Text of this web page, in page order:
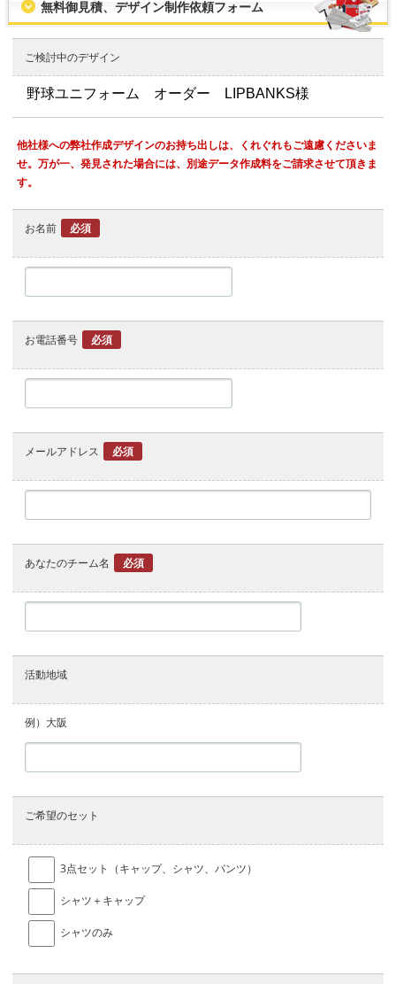
無料御見積、デザイン制作依頼フォーム
ご検討中のデザイン
他社様への弊社作成デザインのお持ち出しは、くれぐれもご遠慮くださいま
せ。万が一、発見された場合には、別途データ作成料をご請求させて頂きま
す。
お名前 必須
お電話番号 必須
メールアドレス 必須
あなたのチーム名 必須
活動地域
例）大阪
ご希望のセット
3点セット（キャップ、シャツ、パンツ）
シャツ＋キャップ
シャツのみ